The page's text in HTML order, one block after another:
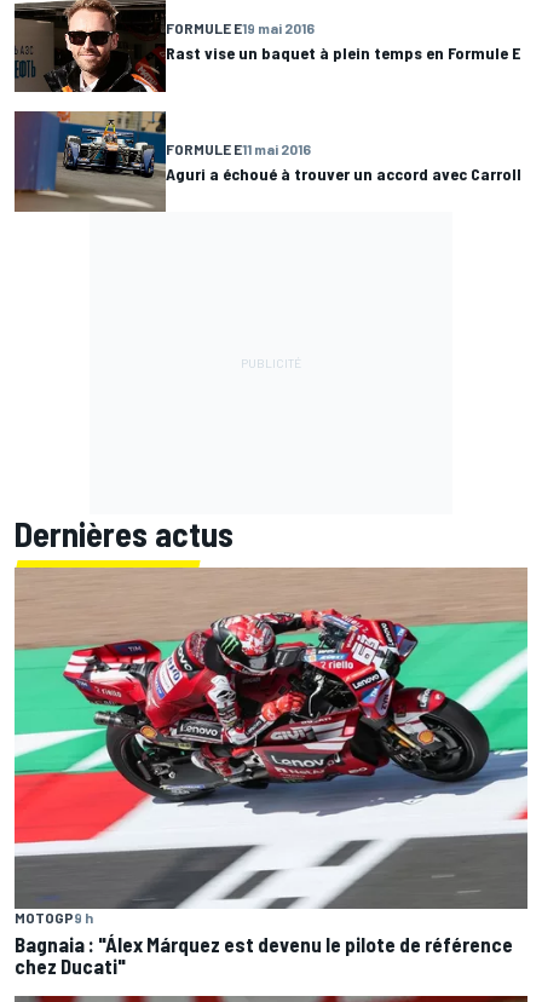
FORMULE E19 mai 2016
Rast vise un baquet à plein temps en Formule E
FORMULE E11 mai 2016
Aguri a échoué à trouver un accord avec Carroll
Dernières actus
MOTOGP9 h
Bagnaia : "Álex Márquez est devenu le pilote de référence
chez Ducati"